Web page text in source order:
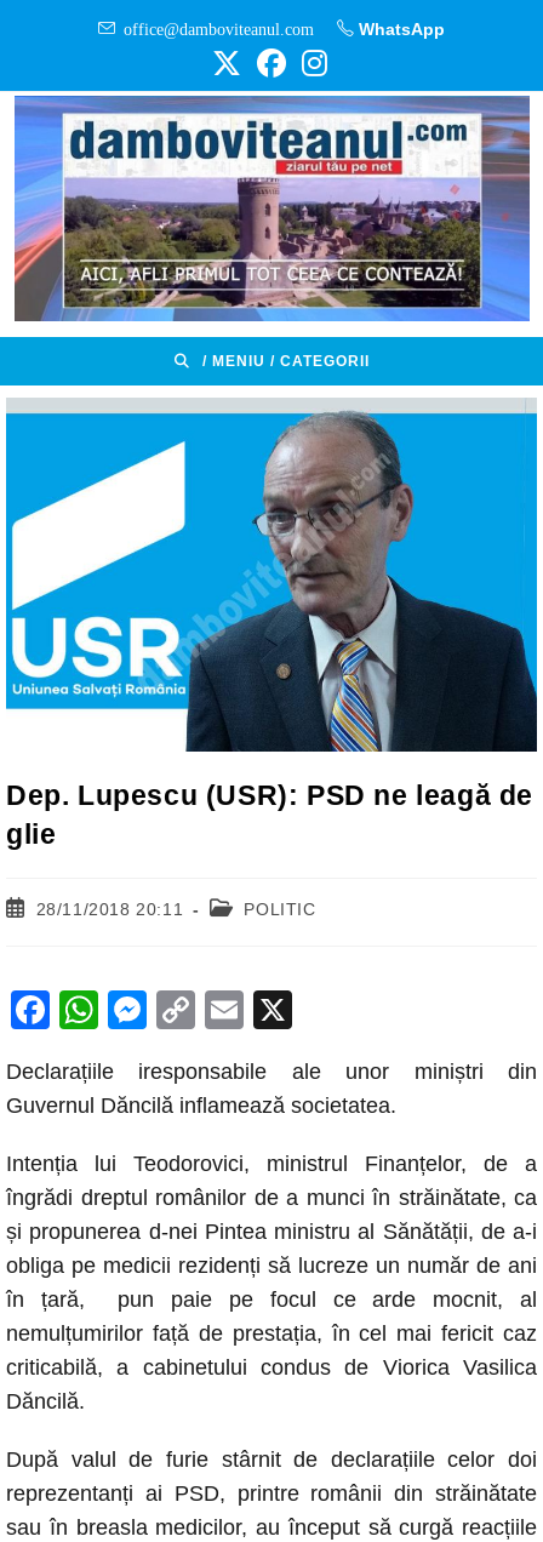
office@damboviteanul.com WhatsApp
/ MENIU / CATEGORII
Dep. Lupescu (USR): PSD ne leagă de
glie
Post28/11/2018 20:11
PostPOLITIC
F
c
e
b
o
o
k
W
at
s
A
p
p
M
ss
e
n
g
er
C
p
y
Li
n
k
E
ail
Declarațiile iresponsabile ale unor miniștri din
Guvernul Dăncilă inflamează societatea.
Intenția lui Teodorovici, ministrul Finanțelor, de a
îngrădi dreptul românilor de a munci în străinătate, ca
și propunerea d-nei Pintea ministru al Sănătății, de a-i
obliga pe medicii rezidenți să lucreze un număr de ani
în țară, pun paie pe focul ce arde mocnit, al
nemulțumirilor față de prestația, în cel mai fericit caz
criticabilă, a cabinetului condus de Viorica Vasilica
Dăncilă.
După valul de furie stârnit de declarațiile celor doi
reprezentanți ai PSD, printre românii din străinătate
sau în breasla medicilor, au început să curgă reacțiile